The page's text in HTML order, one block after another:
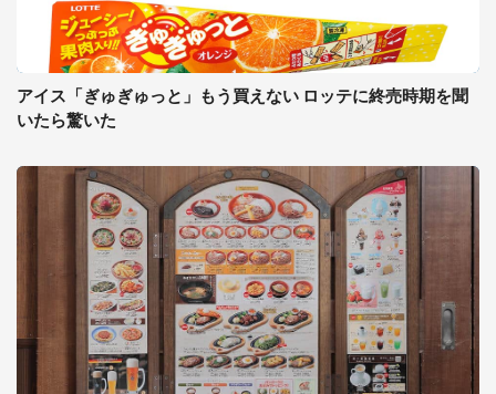
アイス「ぎゅぎゅっと」もう買えない ロッテに終売時期を聞
いたら驚いた